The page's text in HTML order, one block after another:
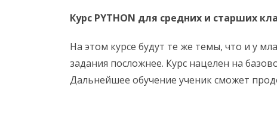
Курс PYTHON для средних и старших
На этом курсе будут те же темы, что и у
задания посложнее. Курс нацелен на
Дальнейшее обучение ученик сможет